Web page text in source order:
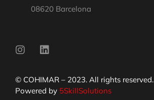
08620 Barcelona
© COHIMAR – 2023. All rights reserved.
Powered by 5SkillSolutions